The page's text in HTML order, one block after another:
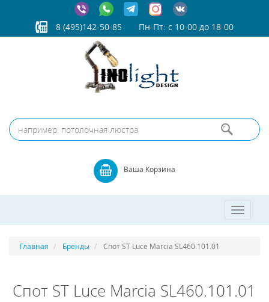
8 (495)142-50-85 Пн-Пт: с 10-00 до 18-00
Ваша Корзина
Toggle
Главная Бренды Спот ST Luce Marcia SL460.101.01
Спот ST Luce Marcia SL460.101.01